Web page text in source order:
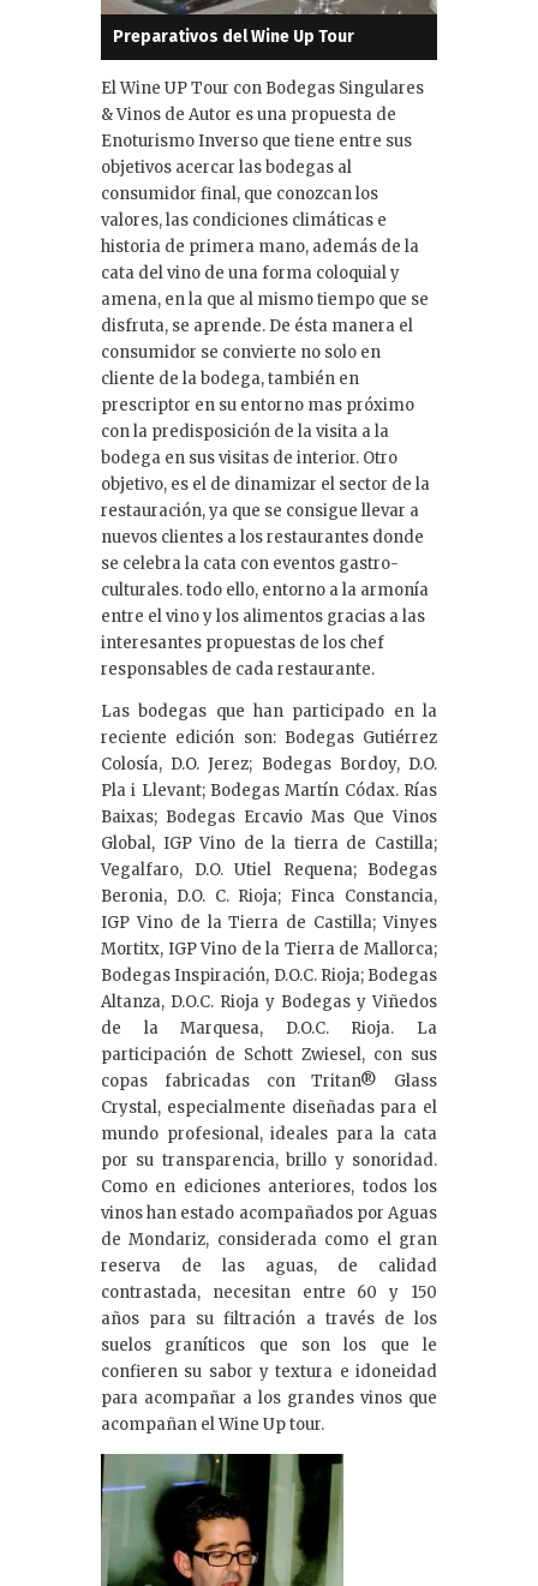
Preparativos del Wine Up Tour
El Wine UP Tour con Bodegas Singulares
& Vinos de Autor es una propuesta de
Enoturismo Inverso que tiene entre sus
objetivos acercar las bodegas al
consumidor final, que conozcan los
valores, las condiciones climáticas e
historia de primera mano, además de la
cata del vino de una forma coloquial y
amena, en la que al mismo tiempo que se
disfruta, se aprende. De ésta manera el
consumidor se convierte no solo en
cliente de la bodega, también en
prescriptor en su entorno mas próximo
con la predisposición de la visita a la
bodega en sus visitas de interior. Otro
objetivo, es el de dinamizar el sector de la
restauración, ya que se consigue llevar a
nuevos clientes a los restaurantes donde
se celebra la cata con eventos gastro-
culturales. todo ello, entorno a la armonía
entre el vino y los alimentos gracias a las
interesantes propuestas de los chef
responsables de cada restaurante.
Las bodegas que han participado en la
reciente edición son: Bodegas Gutiérrez
Colosía, D.O. Jerez; Bodegas Bordoy, D.O.
Pla i Llevant; Bodegas Martín Códax. Rías
Baixas; Bodegas Ercavio Mas Que Vinos
Global, IGP Vino de la tierra de Castilla;
Vegalfaro, D.O. Utiel Requena; Bodegas
Beronia, D.O. C. Rioja; Finca Constancia,
IGP Vino de la Tierra de Castilla; Vinyes
Mortitx, IGP Vino de la Tierra de Mallorca;
Bodegas Inspiración, D.O.C. Rioja; Bodegas
Altanza, D.O.C. Rioja y Bodegas y Viñedos
de la Marquesa, D.O.C. Rioja. La
participación de Schott Zwiesel, con sus
copas fabricadas con Tritan® Glass
Crystal, especialmente diseñadas para el
mundo profesional, ideales para la cata
por su transparencia, brillo y sonoridad.
Como en ediciones anteriores, todos los
vinos han estado acompañados por Aguas
de Mondariz, considerada como el gran
reserva de las aguas, de calidad
contrastada, necesitan entre 60 y 150
años para su filtración a través de los
suelos graníticos que son los que le
confieren su sabor y textura e idoneidad
para acompañar a los grandes vinos que
acompañan el Wine Up tour.